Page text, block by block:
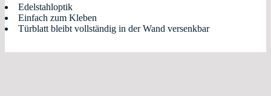
Edelstahloptik
Einfach zum Kleben
Türblatt bleibt vollständig in der Wand versenkbar